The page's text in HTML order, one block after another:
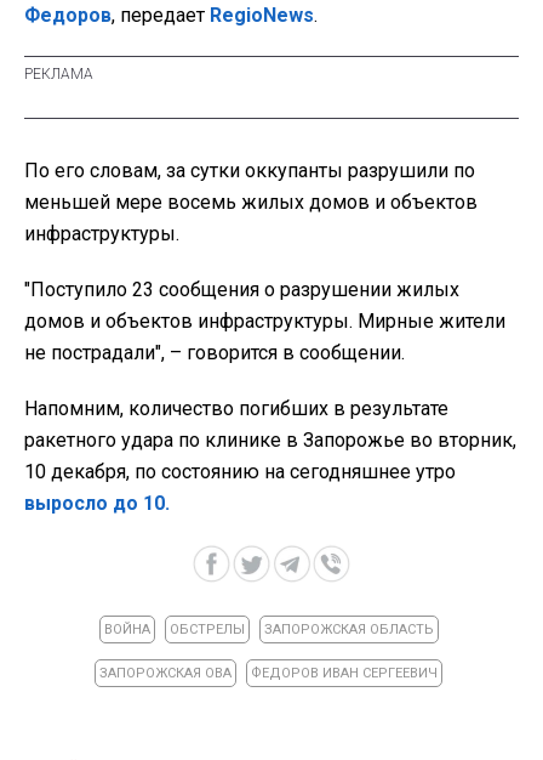
Федоров, передает RegioNews.
По его словам, за сутки оккупанты разрушили по
меньшей мере восемь жилых домов и объектов
инфраструктуры.
"Поступило 23 сообщения о разрушении жилых
домов и объектов инфраструктуры. Мирные жители
не пострадали", – говорится в сообщении.
Напомним, количество погибших в результате
ракетного удара по клинике в Запорожье во вторник,
10 декабря, по состоянию на сегодняшнее утро
выросло до 10.
ВОЙНА ОБСТРЕЛЫ ЗАПОРОЖСКАЯ ОБЛАСТЬ
ЗАПОРОЖСКАЯ ОВА ФЕДОРОВ ИВАН СЕРГЕЕВИЧ